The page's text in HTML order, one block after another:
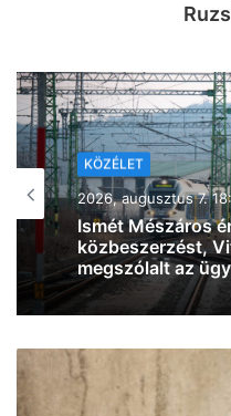
KÖZÉLET
2026, augusztus 7.
Magyar Péter:
választ
jelöltet a Tisza